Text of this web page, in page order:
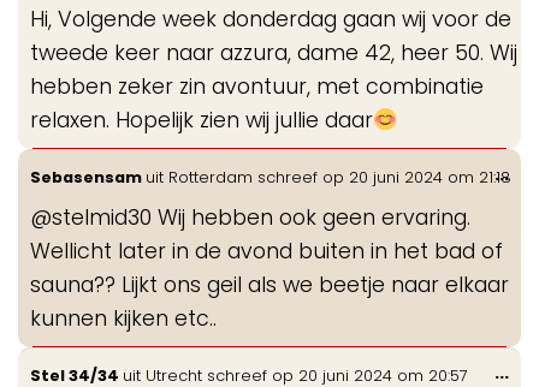
Hi, Volgende week donderdag gaan wij voor de
tweede keer naar azzura, dame 42, heer 50. Wij
hebben zeker zin avontuur, met combinatie
relaxen. Hopelijk zien wij jullie daar
Sebasensam uit Rotterdam schreef op 20 juni 2024 om 21:18
@stelmid30 Wij hebben ook geen ervaring.
Wellicht later in de avond buiten in het bad of
sauna?? Lijkt ons geil als we beetje naar elkaar
kunnen kijken etc..
...
Stel 34/34 uit Utrecht schreef op 20 juni 2024 om 20:57 ...